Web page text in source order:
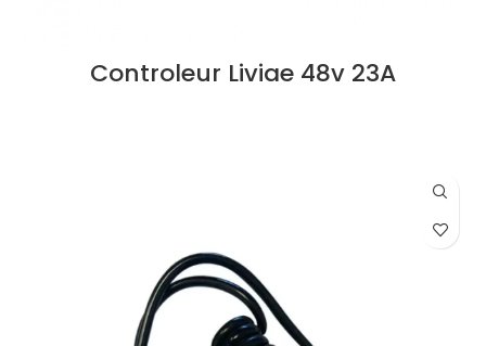
Controleur Liviae 48v 23A